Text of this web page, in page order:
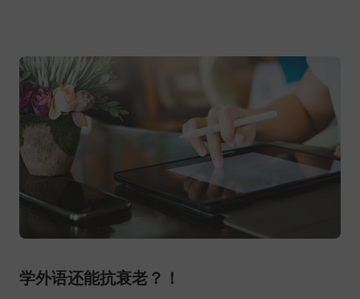
学外语还能抗衰老？！